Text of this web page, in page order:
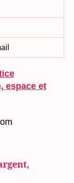
espace et